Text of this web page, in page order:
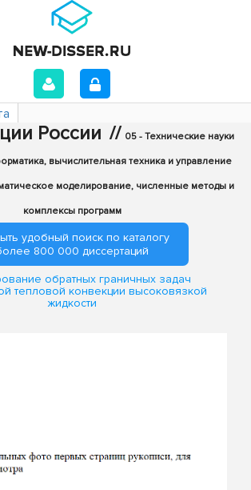
России // 05 - Технические науки
вычислительная техника и управление
моделирование, численные методы и
комплексы программ
удобный поиск по каталогу
800 000 диссертаций
обратных граничных задач
тепловой конвекции высоковязкой
жидкости